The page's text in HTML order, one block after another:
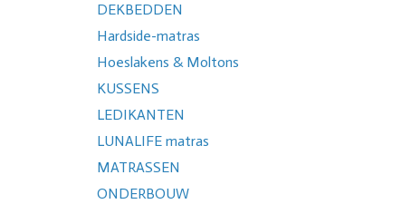
DEKBEDDEN
Hardside-matras
Hoeslakens & Moltons
KUSSENS
LEDIKANTEN
LUNALIFE matras
MATRASSEN
ONDERBOUW